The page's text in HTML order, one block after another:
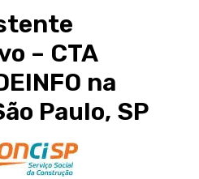
– CTA
na
Paulo, SP